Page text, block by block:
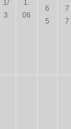
1/
3
1.
06
6
5
7
7